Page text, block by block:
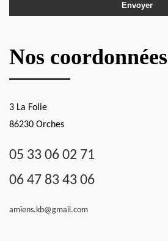
Nos coordonnées
3 La Folie
86230 Orches
05 33 06 02 71
06 47 83 43 06
amiens.kb@gmail.com